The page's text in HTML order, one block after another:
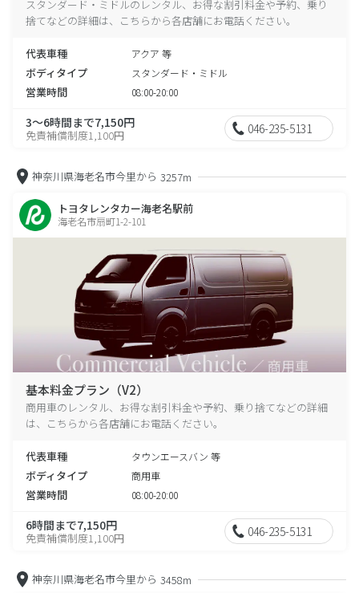
スタンダード・ミドルのレンタル、お得な割引料金や予約、乗り
捨てなどの詳細は、こちらから各店舗にお電話ください。
代表車種 アクア 等
ボディタイプ スタンダード・ミドル
営業時間 08:00-20:00
3～6時間まで7,150円
免責補償制度1,100円 046-235-5131
神奈川県海老名市今里から 3257m
トヨタレンタカー海老名駅前
海老名市扇町1-2-101
基本料金プラン（V2）
商用車のレンタル、お得な割引料金や予約、乗り捨てなどの詳細
は、こちらから各店舗にお電話ください。
代表車種 タウンエースバン 等
ボディタイプ 商用車
営業時間 08:00-20:00
6時間まで7,150円
免責補償制度1,100円 046-235-5131
神奈川県海老名市今里から 3458m